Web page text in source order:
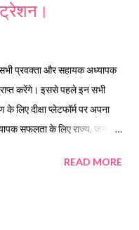
प्रवक्ता और सहायक अध्यापक
करेंगे। इससे पहले इन सभी
लिए दीक्षा प्लेटफॉर्म पर अपना
सफलता के लिए राज्य, जनपद
प्राथमिक विद्यालयों के शिक्षकों
READ MORE